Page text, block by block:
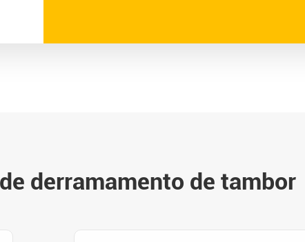
derramamento de tambor